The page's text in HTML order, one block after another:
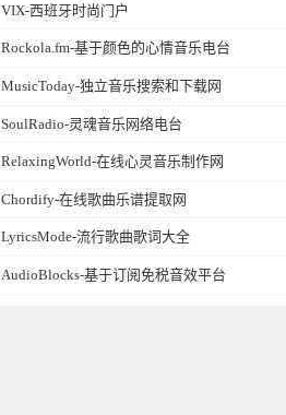
​VIX-西班牙时尚门户
Rockola.fm-基于颜色的心情音乐电台
MusicToday-独立音乐搜索和下载网
SoulRadio-灵魂音乐网络电台
RelaxingWorld-在线心灵音乐制作网
Chordify-在线歌曲乐谱提取网
LyricsMode-流行歌曲歌词大全
AudioBlocks-基于订阅免税音效平台